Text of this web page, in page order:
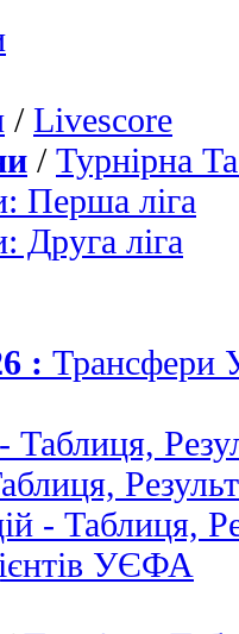
/ Livescore
/ Турнірна
Перша ліга
Друга ліга
: Трансфери
Таблиця,
- Таблиця,
УЄФА